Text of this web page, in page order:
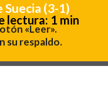
(3-1)
lectura: 1 min
«Leer».
su respaldo.